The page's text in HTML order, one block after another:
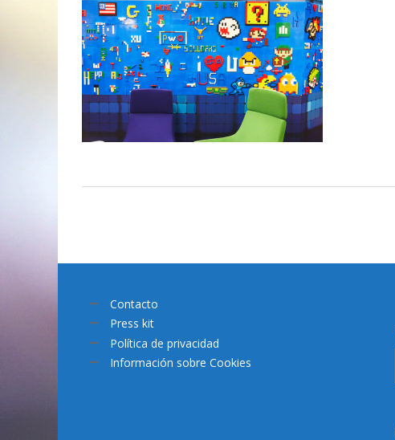
Contacto
Press kit
Política de privacidad
Información sobre Cookies